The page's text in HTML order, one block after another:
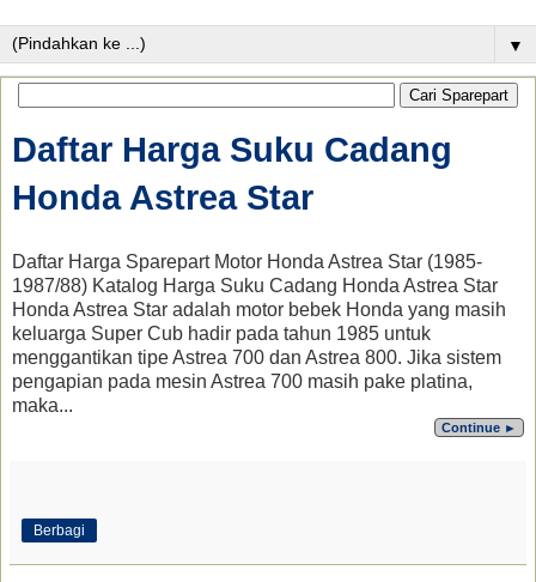
▼
Daftar Harga Suku Cadang
Honda Astrea Star
Daftar Harga Sparepart Motor Honda Astrea Star (1985-
1987/88) Katalog Harga Suku Cadang Honda Astrea Star
Honda Astrea Star adalah motor bebek Honda yang masih
keluarga Super Cub hadir pada tahun 1985 untuk
menggantikan tipe Astrea 700 dan Astrea 800. Jika sistem
pengapian pada mesin Astrea 700 masih pake platina,
maka...
Continue ►
Berbagi